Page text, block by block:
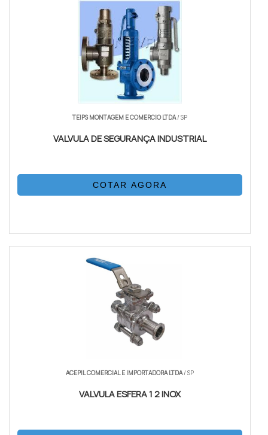
TEIPS MONTAGEM E COMERCIO LTDA/ SP
VALVULA DE SEGURANÇA INDUSTRIAL
COTAR AGORA
ACEPIL COMERCIAL E IMPORTADORA LTDA/ SP
VALVULA ESFERA 1 2 INOX